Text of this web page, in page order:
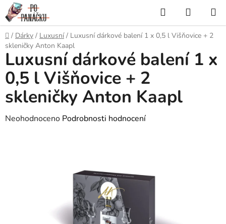
Přejít
na
obsah
Hledat
KOŠÍK
Domů
/ Dárky / Luxusní / Luxusní dárkové balení 1 x 0,5 l Višňovice + 2
skleničky Anton Kaapl
Luxusní dárkové balení 1 x
0,5 l Višňovice + 2
skleničky Anton Kaapl
Průměrné
Neohodnoceno Podrobnosti hodnocení